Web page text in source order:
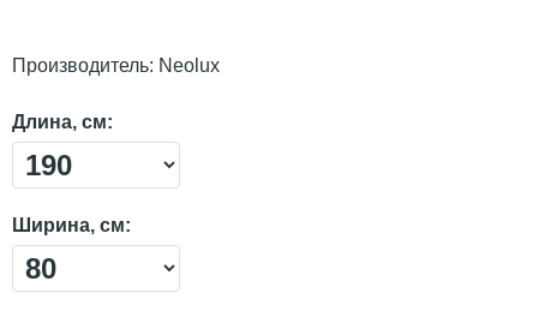
Производитель: Neolux
Длина, см:
Ширина, см: